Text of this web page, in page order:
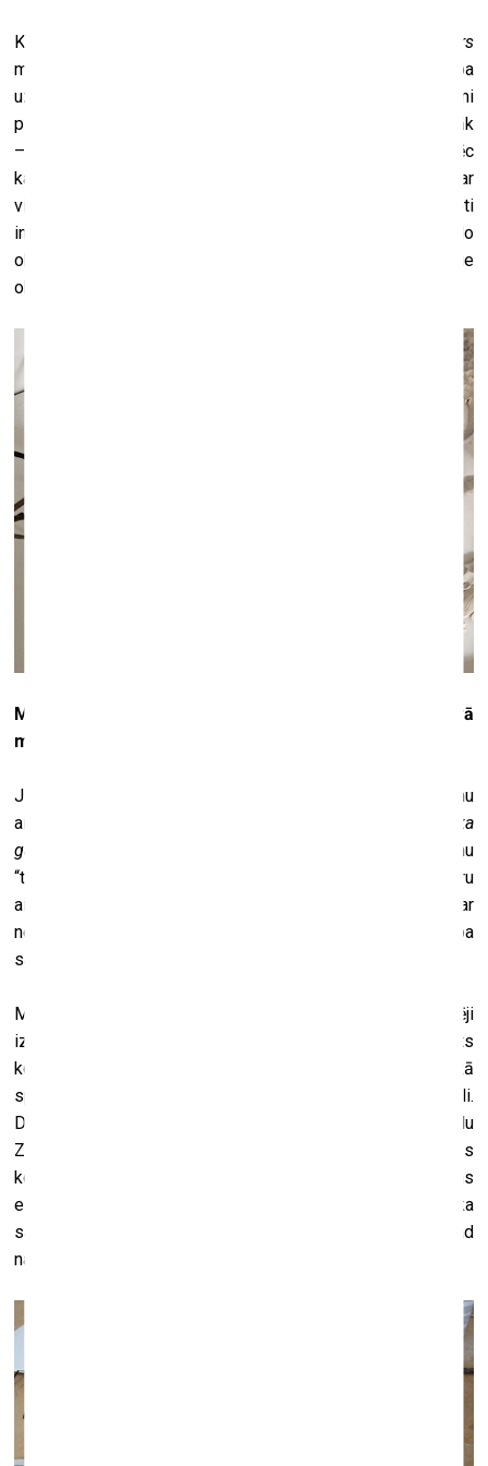
Kad mēs strādājām pie projekta
Lullabies for Monsters
mākslas rezidencē Norvēģijā, es netiku uz darba
uzstādīšanu, un viņš uzstādīja objektu. Biju patīkami
pārsteigta, kā Andrē to bija izdarījis – viņš bija izdarījis labāk
– tā, kā man nebūtu ienācis prātā, jo es būtu vadījusies pēc
kaut kādiem iemācītiem standartiem. Ceru, ka arī šoreiz ar
viņa palīdzību mēs to visu labi saliksim kopā. Man ir ļoti
interesanti pašai, jo parasti ir tā, ka es izstādu kādu lielo
objektu, un tas ir sākums un beigas, bet tagad ir maziņie
objekti no māla.
Maza izmēra objekti, keramika – tas ir jaunums tavā
mākslas praksē.
Jā, ar maza izmēra objektiem iepriekš es neesmu
aizrāvusies. Tādas kāpnītes (
rāda no auklas un koka
gabaliņiem izveidotas kāpnes
) es iepriekš neesmu
“tamborējusi”... Es bez problēmām tādus darbus varu
aizvest uz Rīgu, un tos ir vieglāk arī glabāt – to tomēr nevar
neņemt vērā. Jau tā visi draugi glabā manus objektus pa
saviem šķūņiem.
Mēģinu darbus taisīt, izmantojot kontrastu materiālos. Daļēji
izmantots jau gatavs, atrasts materiāls, dažiem ir pielikts
koks vai vēl kas cits. Arī galvenajā videodarbā Andrē mežā
spēlē nevis saksofonu, bet atrastu plastmasas cauruli.
Daudzi materiāli ir iegūti uz ielas. Piemēram, atradu
Ziemassvētku eglītes, nolobīju plikas un kombinēšu tās
kopā ar mūzikas instrumentu. Man ir arī iecerēts viens
eņģeļa zelta mats, kurš plīvos. Es gribu, lai izstādē ir prieka
sajūta – lai bērniem patīk. (
) Būs arī NLO – kam tad
nav prieks ieraudzīt NLO? (